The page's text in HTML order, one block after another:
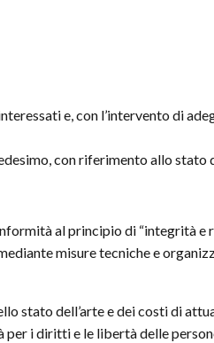
e, con l’intervento di
con riferimento allo stato
al principio di “integrità e
misure tecniche e
stato dell’arte e dei costi di
i diritti e le libertà delle